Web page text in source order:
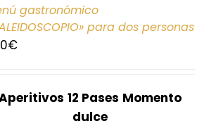
gastronómico
para dos personas
€
12 Pases Momento
dulce